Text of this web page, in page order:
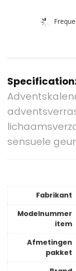
sensuele
Fabrikant
Modelnummer
item
Afmetingen
pakket